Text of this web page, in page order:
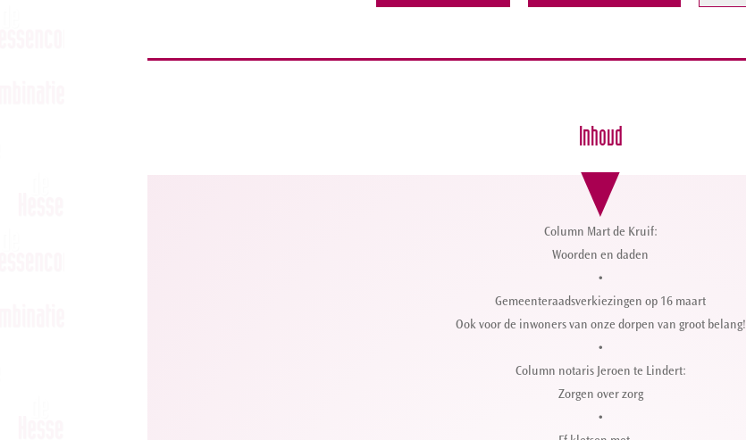
Inhoud
Column Mart de Kruif:
Woorden en daden
•
Gemeenteraadsverkiezingen op 16 maart
Ook voor de inwoners van onze dorpen van groot belang!
•
Column notaris Jeroen te Lindert:
Zorgen over zorg
•